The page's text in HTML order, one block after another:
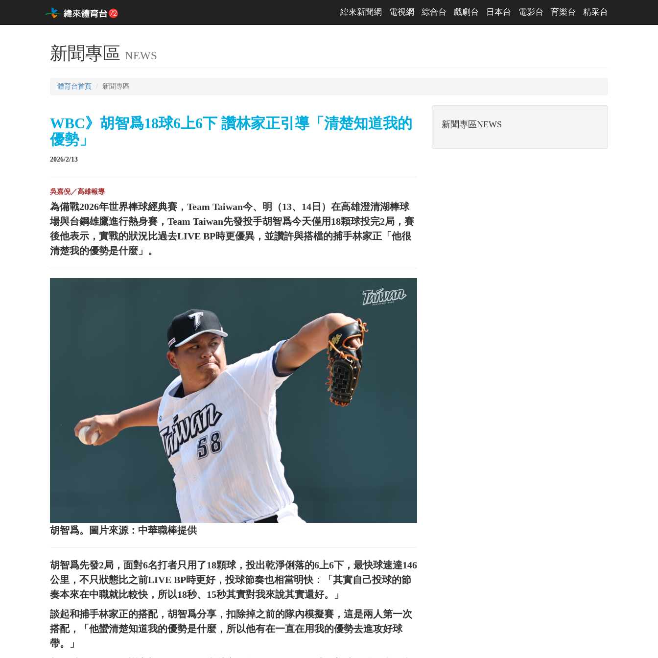
緯來新聞網 電視網 綜合台 戲劇台 日本台 電影台 育樂台 精采台
新聞專區 NEWS
體育台首頁 新聞專區
WBC》胡智爲18球6上6下 讚林家正引導「清楚知道我的
優勢」
2026/2/13
吳嘉倪／高雄報導
為備戰2026年世界棒球經典賽，Team Taiwan今、明（13、14日）在高雄澄清湖棒球
場與台鋼雄鷹進行熱身賽，Team Taiwan先發投手胡智爲今天僅用18顆球投完2局，賽
後他表示，實戰的狀況比過去LIVE BP時更優異，並讚許與搭檔的捕手林家正「他很
清楚我的優勢是什麼」。
胡智爲。圖片來源：中華職棒提供
胡智爲先發2局，面對6名打者只用了18顆球，投出乾淨俐落的6上6下，最快球速達146
公里，不只狀態比之前LIVE BP時更好，投球節奏也相當明快：「其實自己投球的節
奏本來在中職就比較快，所以18秒、15秒其實對我來說其實還好。」
談起和捕手林家正的搭配，胡智爲分享，扣除掉之前的隊內模擬賽，這是兩人第一次
搭配，「他蠻清楚知道我的優勢是什麼，所以他有在一直在用我的優勢去進攻好球
帶。」
新聞專區NEWS